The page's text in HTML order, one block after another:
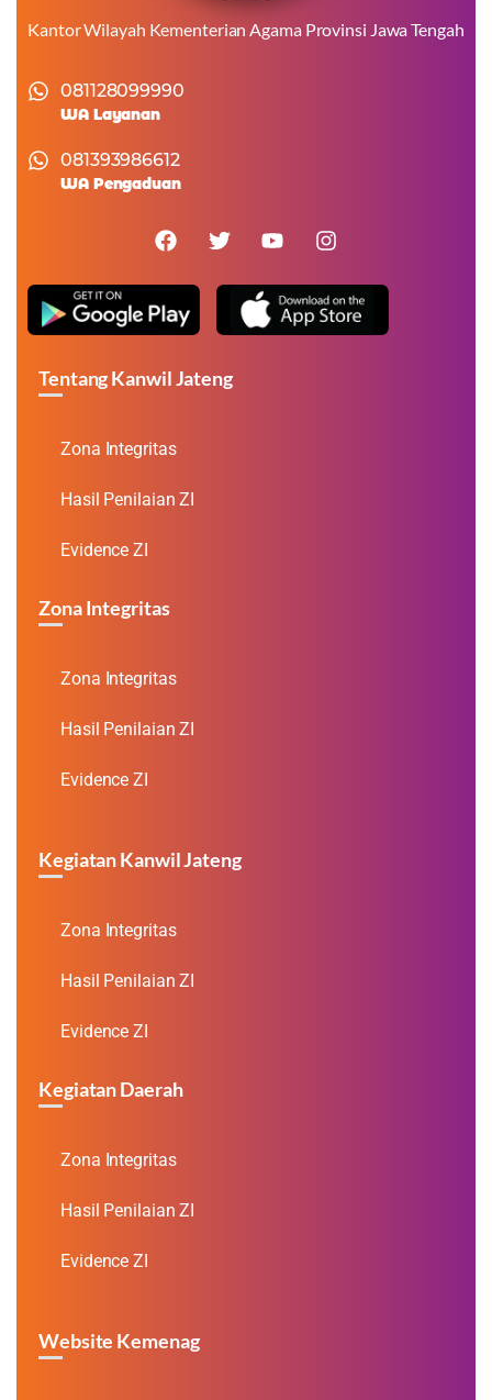
Kantor Wilayah Kementerian Agama Provinsi Jawa Tengah
081128099990
WA Layanan
081393986612
WA Pengaduan
Tentang Kanwil Jateng
Zona Integritas
Hasil Penilaian ZI
Evidence ZI
Zona Integritas
Zona Integritas
Hasil Penilaian ZI
Evidence ZI
Kegiatan Kanwil Jateng
Zona Integritas
Hasil Penilaian ZI
Evidence ZI
Kegiatan Daerah
Zona Integritas
Hasil Penilaian ZI
Evidence ZI
Website Kemenag